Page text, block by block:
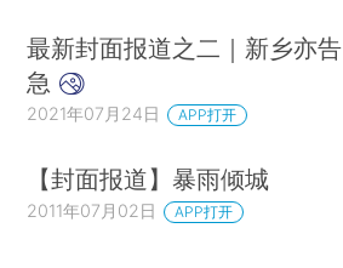
最新封面报道之二｜新乡亦告
急
2021年07月24日 APP打开
【封面报道】暴雨倾城
2011年07月02日 APP打开